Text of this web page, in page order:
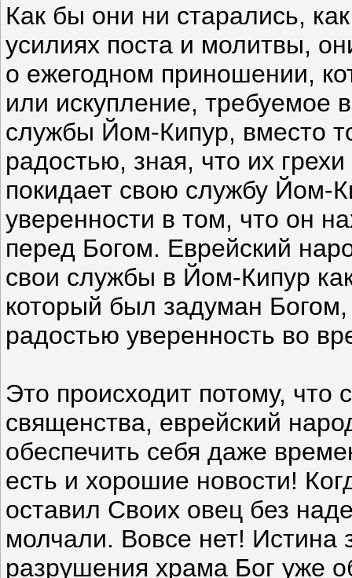
Как бы они ни старались,
усилиях поста и молитвы,
о ежегодном приношении,
или искупление, требуемое
службы Йом-Кипур, вместо
радостью, зная, что их
покидает свою службу Йом-
уверенности в том, что он
перед Богом. Еврейский
свои службы в Йом-Кипур
который был задуман
радостью уверенность во
Это происходит потому, что
священства, еврейский
обеспечить себя даже
есть и хорошие новости!
оставил Своих овец без
молчали. Вовсе нет! Истина
разрушения храма Бог уже